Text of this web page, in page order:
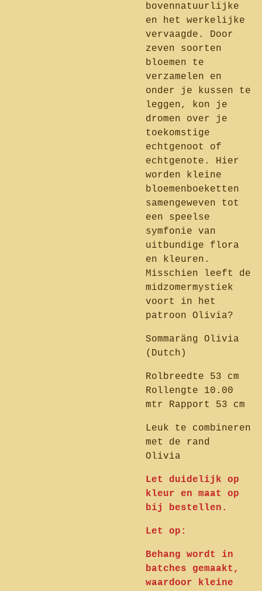
bovennatuurlijke
en het werkelijke
vervaagde. Door
zeven soorten
bloemen te
verzamelen en
onder je kussen te
leggen, kon je
dromen over je
toekomstige
echtgenoot of
echtgenote. Hier
worden kleine
bloemenboeketten
samengeweven tot
een speelse
symfonie van
uitbundige flora
en kleuren.
Misschien leeft de
midzomermystiek
voort in het
patroon Olivia?
Sommaräng Olivia
(Dutch)
Rolbreedte 53 cm
Rollengte 10.00
mtr Rapport 53 cm
Leuk te combineren
met de rand
Olivia
Let duidelijk op
kleur en maat op
bij bestellen.
Let op:
Behang wordt in
batches gemaakt,
waardoor kleine